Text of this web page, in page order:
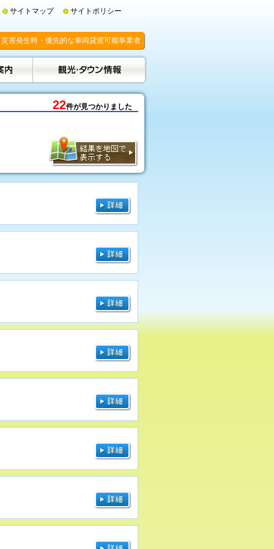
サイトマップ サイトポリシー
災害発生時・優先的な車両貸渡可能事業者
22件が見つかりました